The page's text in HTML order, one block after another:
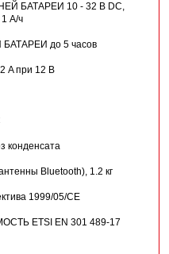
БАТАРЕИ 10 - 32 В DC,
A/ч
до 5 часов
при 12 В
Bluetooth), 1.2 кг
1999/05/CE
ETSI EN 301 489-17